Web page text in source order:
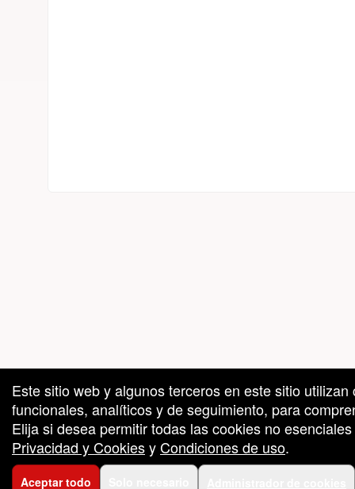
Este sitio web y algunos terceros en este sitio
funcionales, analíticos y de seguimiento, para
Elija si desea permitir todas las cookies no
Privacidad y CookiesyCondiciones de uso.
Aceptar todo